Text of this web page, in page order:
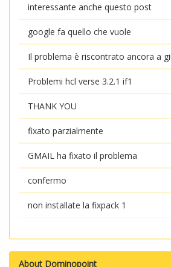
interessante anche questo post
google fa quello che vuole
Il problema è riscontrato ancora a
Problemi hcl verse 3.2.1 if1
THANK YOU
fixato parzialmente
GMAIL ha fixato il problema
confermo
non installate la fixpack 1
About Dominopoint